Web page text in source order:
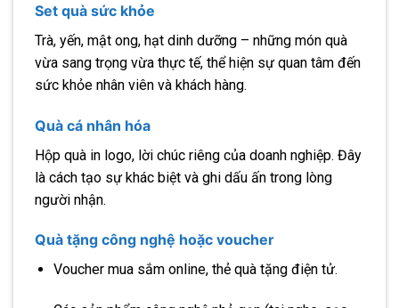
Set quà sức khỏe
Trà, yến, mật ong, hạt dinh dưỡng – những món quà
vừa sang trọng vừa thực tế, thể hiện sự quan tâm đến
sức khỏe nhân viên và khách hàng.
Quà cá nhân hóa
Hộp quà in logo, lời chúc riêng của doanh nghiệp. Đây
là cách tạo sự khác biệt và ghi dấu ấn trong lòng
người nhận.
Quà tặng công nghệ hoặc voucher
Voucher mua sắm online, thẻ quà tặng điện tử.